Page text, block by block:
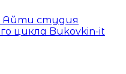
Айти студия
цикла Bukovkin-it